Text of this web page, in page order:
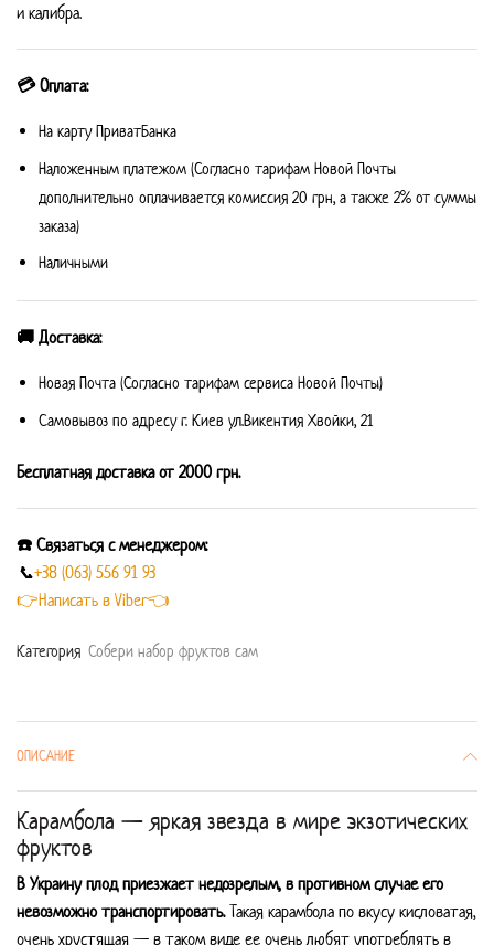
и калибра.
💳 Оплата:
На карту ПриватБанка
Наложенным платежом (Согласно тарифам Новой Почты
дополнительно оплачивается комиссия 20 грн, а также 2% от суммы
заказа)
Наличными
🚚 Доставка:
Новая Почта (Согласно тарифам сервиса Новой Почты)
Самовывоз по адресу г. Киев ул.Викентия Хвойки, 21
Бесплатная доставка от 2000 грн.
☎️ Связаться с менеджером:
📞+38 (063) 556 91 93
👉Написать в Viber👈
Категория Собери набор фруктов сам
ОПИСАНИЕ
Карамбола — яркая звезда в мире экзотических
фруктов
В Украину плод приезжает недозрелым, в противном случае его
невозможно транспортировать.Такая карамбола по вкусу кисловатая,
очень хрустящая — в таком виде ее очень любят употреблять в